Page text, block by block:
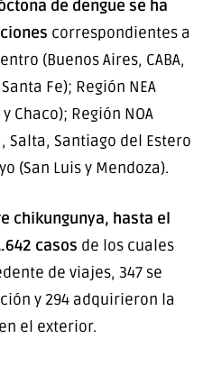
de dengue se ha
correspondientes a
(Buenos Aires, CABA,
Fe); Región NEA
Chaco); Región NOA
Salta, Santiago del Estero
(San Luis y Mendoza).
chikungunya, hasta el
casos de los cuales
de viajes, 347 se
y 294 adquirieron la
el exterior.